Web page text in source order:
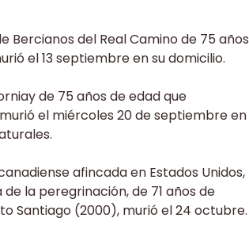
Bercianos del Real Camino de 75 años
el 13 septiembre en su domicilio.
de 75 años de edad que
el miércoles 20 de septiembre en
afincada en Estados Unidos,
la peregrinación, de 71 años de
Santiago (2000), murió el 24 octubre.